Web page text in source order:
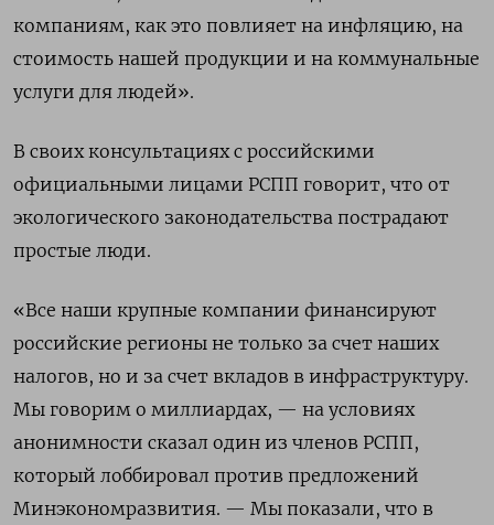
компаниям, как это повлияет на инфляцию, на
стоимость нашей продукции и на коммунальные
услуги для людей».
В своих консультациях с российскими
официальными лицами РСПП говорит, что от
экологического законодательства пострадают
простые люди.
«Все наши крупные компании финансируют
российские регионы не только за счет наших
налогов, но и за счет вкладов в инфраструктуру.
Мы говорим о миллиардах, — на условиях
анонимности сказал один из членов РСПП,
который лоббировал против предложений
Минэкономразвития. — Мы показали, что в